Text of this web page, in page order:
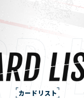
カードリスト